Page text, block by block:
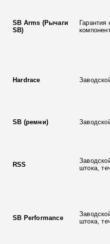
SB Arms (Рычаги
SB)
Гарантия
Hardrace
SB (ремни)
RSS
штока,
SB Performance
штока,